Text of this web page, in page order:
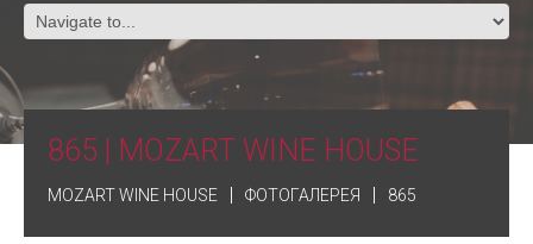
865 | MOZART WINE HOUSE
MOZART WINE HOUSE ФОТОГАЛЕРЕЯ 865